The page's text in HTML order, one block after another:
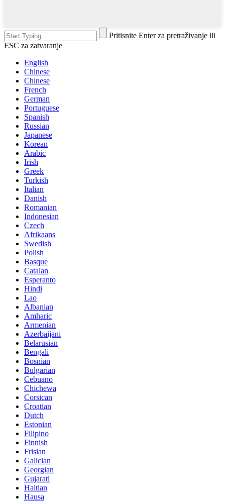
Pritisnite Enter za pretraživanje ili
ESC za zatvaranje
English
Chinese
Chinese
French
German
Portuguese
Spanish
Russian
Japanese
Korean
Arabic
Irish
Greek
Turkish
Italian
Danish
Romanian
Indonesian
Czech
Afrikaans
Swedish
Polish
Basque
Catalan
Esperanto
Hindi
Lao
Albanian
Amharic
Armenian
Azerbaijani
Belarusian
Bengali
Bosnian
Bulgarian
Cebuano
Chichewa
Corsican
Croatian
Dutch
Estonian
Filipino
Finnish
Frisian
Galician
Georgian
Gujarati
Haitian
Hausa